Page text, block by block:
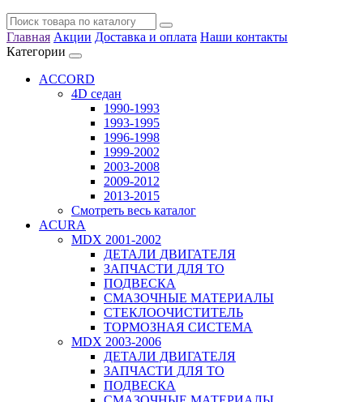
Главная Акции Доставка и оплата Наши контакты
Категории
ACCORD
4D седан
1990-1993
1993-1995
1996-1998
1999-2002
2003-2008
2009-2012
2013-2015
Смотреть весь каталог
ACURA
MDX 2001-2002
ДЕТАЛИ ДВИГАТЕЛЯ
ЗАПЧАСТИ ДЛЯ ТО
ПОДВЕСКА
СМАЗОЧНЫЕ МАТЕРИАЛЫ
СТЕКЛООЧИСТИТЕЛЬ
ТОРМОЗНАЯ СИСТЕМА
MDX 2003-2006
ДЕТАЛИ ДВИГАТЕЛЯ
ЗАПЧАСТИ ДЛЯ ТО
ПОДВЕСКА